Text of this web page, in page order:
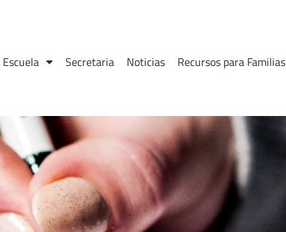
Secretaria Noticias Recursos para Familias